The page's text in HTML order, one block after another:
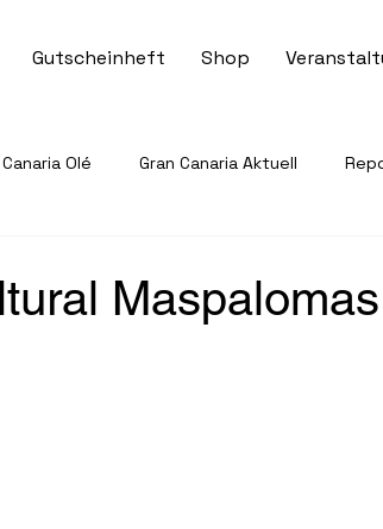
Gutscheinheft Shop
Olé Gran Canaria Aktuell
Maspalomas